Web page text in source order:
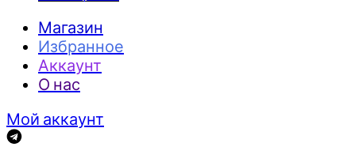
Магазин
Избранное
Аккаунт
О нас
Мой аккаунт